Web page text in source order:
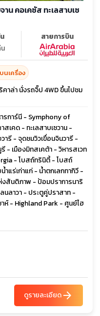
าน คอเคซัส ทะเลสาบเซ
สายการบิน
นเครื่อง
คาล่า นั่งรถจิ๊ป 4WD ขึ้นไปชม
ารการ์นี - Symphony of
เคด - ทะเลสาบเซวาน -
ารี - จุดชมวิวเขื่อนจินวารี -
- เมืองมิทสเคต้า - วิหารสเวท
- โบสถ์ทรินิตี้ - โบสถ์
แร่เก่าแก่ - น้ำตกเลกทากิวี -
งสันติภาพ - ป้อมปราการนาริ
นลาวา - ประตูคู่ปราสาท -
ห์ - Highland Park - ศูนย์ไฮ
ฟ
ดูรายละเอียดarrow_forward